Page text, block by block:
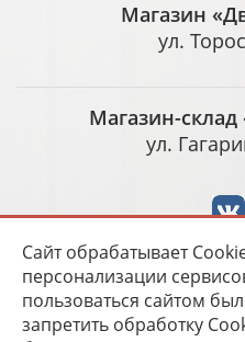
Сайт обрабатывает
персонализации
пользоваться сайтом
запретить обработку
Магазин
ул.
Магазин-
ул.